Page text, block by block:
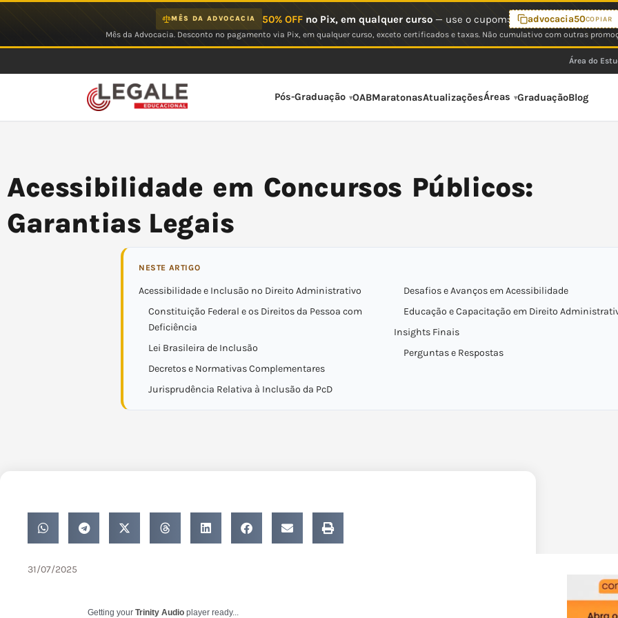
MÊS DA ADVOCACIA 50% OFFno Pix, em qualquer curso— use o cupom: advocacia50COPIAR
Mês da Advocacia. Desconto no pagamento via Pix, em qualquer curso, exceto certificados e taxas. Não cumulativo com outras
Área do
Pós-Graduação OABMaratonasAtualizaçõesÁreas GraduaçãoBlog
Acessibilidade em Concursos Públicos:
Garantias Legais
NESTE ARTIGO
Acessibilidade e Inclusão no Direito Administrativo
Constituição Federal e os Direitos da Pessoa com
Deficiência
Lei Brasileira de Inclusão
Decretos e Normativas Complementares
Jurisprudência Relativa à Inclusão da PcD
Desafios e Avanços em Acessibilidade
Educação e Capacitação em Direito
Insights Finais
Perguntas e Respostas
31/07/2025
Getting your Trinity Audio player ready...